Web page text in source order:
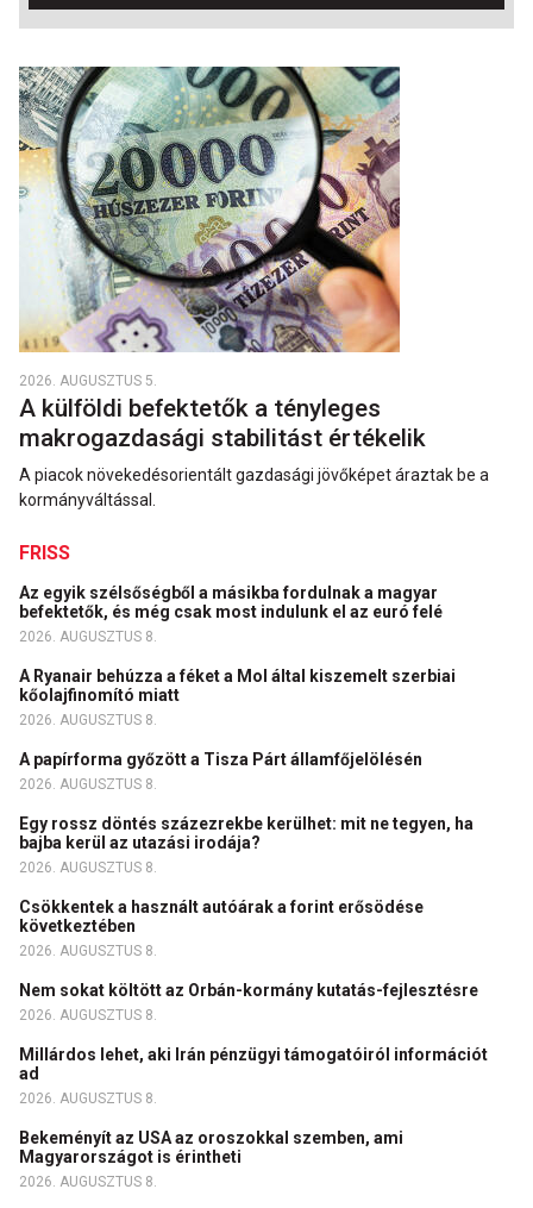
2026. AUGUSZTUS 5.
A külföldi befektetők a tényleges
makrogazdasági stabilitást értékelik
A piacok növekedésorientált gazdasági jövőképet áraztak be a
kormányváltással.
FRISS
Az egyik szélsőségből a másikba fordulnak a magyar
befektetők, és még csak most indulunk el az euró felé
2026. AUGUSZTUS 8.
A Ryanair behúzza a féket a Mol által kiszemelt szerbiai
kőolajfinomító miatt
2026. AUGUSZTUS 8.
A papírforma győzött a Tisza Párt államfőjelölésén
2026. AUGUSZTUS 8.
Egy rossz döntés százezrekbe kerülhet: mit ne tegyen, ha
bajba kerül az utazási irodája?
2026. AUGUSZTUS 8.
Csökkentek a használt autóárak a forint erősödése
következtében
2026. AUGUSZTUS 8.
Nem sokat költött az Orbán-kormány kutatás-fejlesztésre
2026. AUGUSZTUS 8.
Millárdos lehet, aki Irán pénzügyi támogatóiról információt
ad
2026. AUGUSZTUS 8.
Bekeményít az USA az oroszokkal szemben, ami
Magyarországot is érintheti
2026. AUGUSZTUS 8.